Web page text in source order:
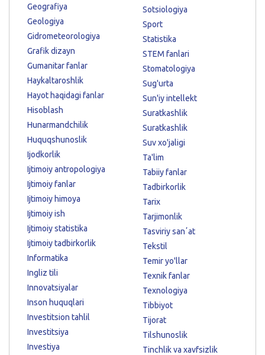
Geografiya
Geologiya
Gidrometeorologiya
Grafik dizayn
Gumanitar fanlar
Haykaltaroshlik
Hayot haqidagi fanlar
Hisoblash
Hunarmandchilik
Huquqshunoslik
Ijodkorlik
Ijtimoiy antropologiya
Ijtimoiy fanlar
Ijtimoiy himoya
Ijtimoiy ish
Ijtimoiy statistika
Ijtimoiy tadbirkorlik
Informatika
Ingliz tili
Innovatsiyalar
Inson huquqlari
Investitsion tahlil
Investitsiya
Investiya
Sotsiologiya
Sport
Statistika
STEM fanlari
Stomatologiya
Sug'urta
Sun'iy intellekt
Suratkashlik
Suratkashlik
Suv xo'jaligi
Ta'lim
Tabiiy fanlar
Tadbirkorlik
Tarix
Tarjimonlik
Tasviriy sanʼat
Tekstil
Temir yo'llar
Texnik fanlar
Texnologiya
Tibbiyot
Tijorat
Tilshunoslik
Tinchlik va xavfsizlik